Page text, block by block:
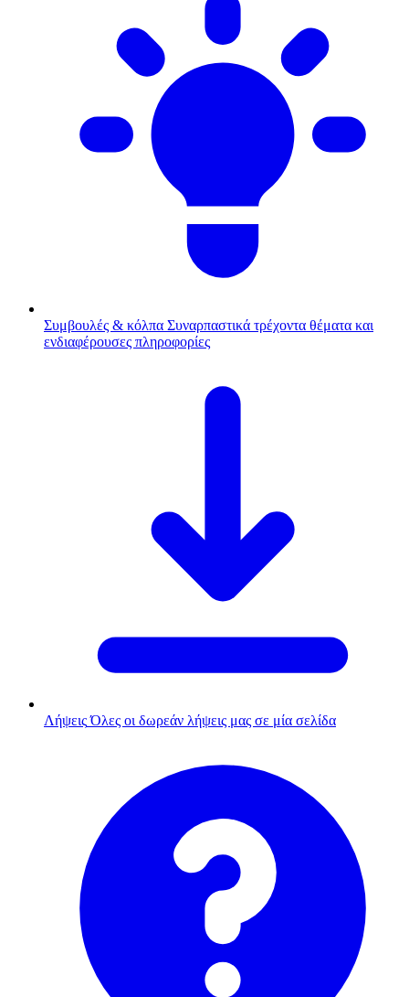
Συμβουλές & κόλπα Συναρπαστικά τρέχοντα θέματα και
ενδιαφέρουσες πληροφορίες
Λήψεις Όλες οι δωρεάν λήψεις μας σε μία σελίδα